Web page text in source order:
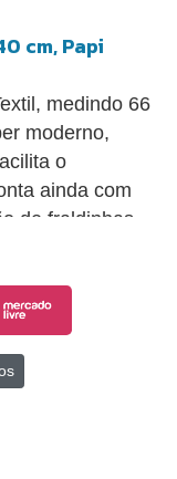
cm, Papi
medindo 66
moderno,
o
ainda com
de fraldinhas,
itens